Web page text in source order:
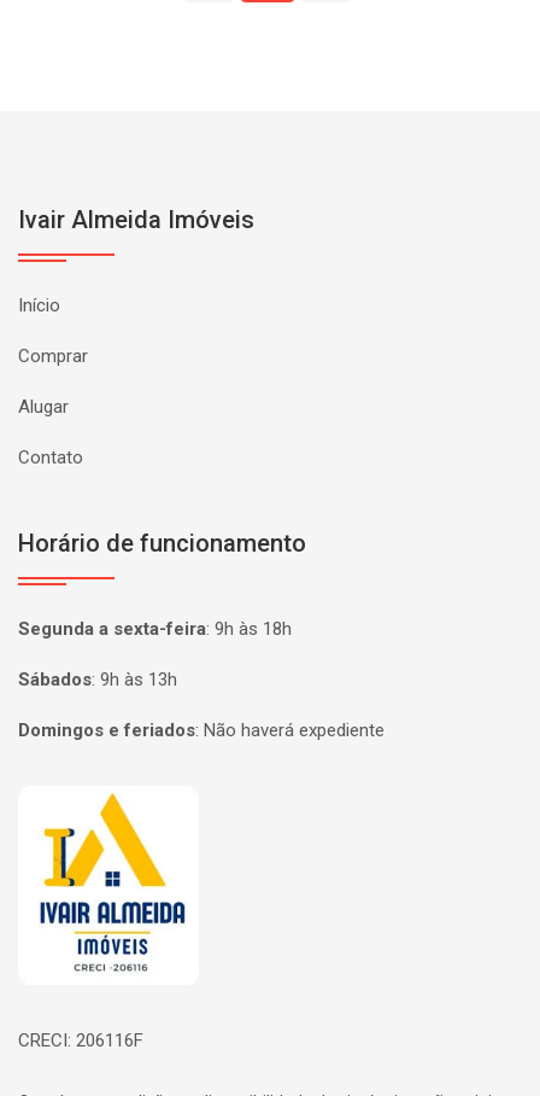
Ivair Almeida Imóveis
Início
Comprar
Alugar
Contato
Horário de funcionamento
Segunda a sexta-feira: 9h às 18h
Sábados: 9h às 13h
Domingos e feriados: Não haverá expediente
Página inicial
CRECI: 206116F